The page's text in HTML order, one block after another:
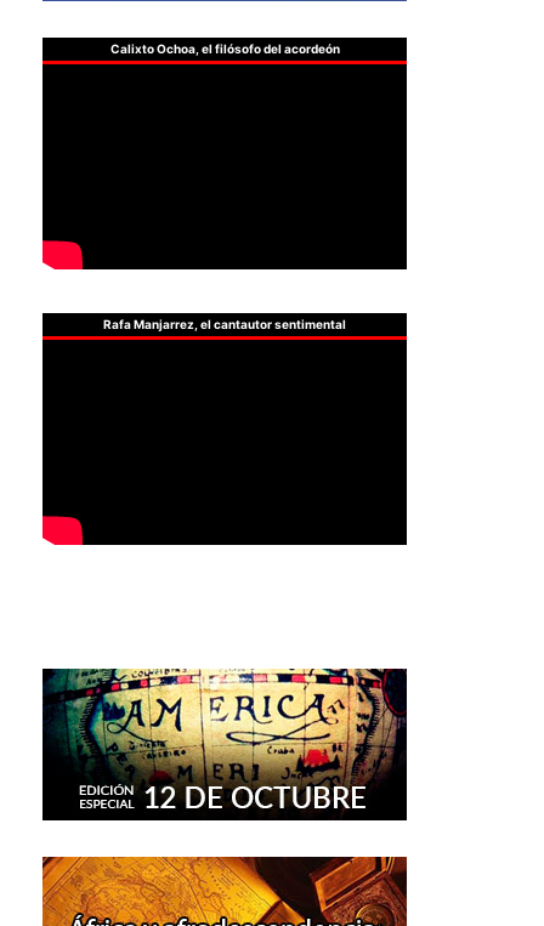
Calixto Ochoa, el filósofo del acordeón
Rafa Manjarrez, el cantautor sentimental